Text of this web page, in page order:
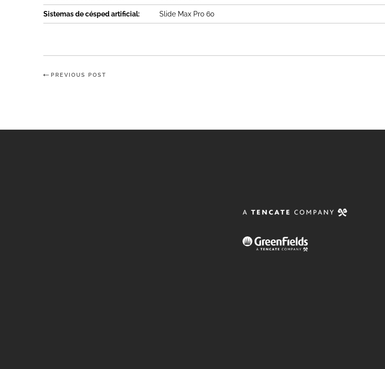
Sistemas de césped artificial: Slide Max Pro 60
PREVIOUS POST